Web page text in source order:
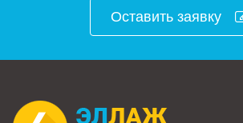
Оставить заявку